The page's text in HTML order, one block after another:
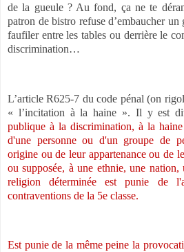
de la gueule ? Au fond, ça ne te
patron de bistro refuse d’embaucher
faufiler entre les tables ou derrière le
discrimination…
L’article R625-7 du code pénal (on
« l’incitation à la haine ». Il y est
publique à la discrimination, à la
d'une personne ou d'un groupe de
origine ou de leur appartenance ou de
ou supposée, à une ethnie, une nation,
religion déterminée est punie de
contraventions de la 5e classe.
Est punie de la même peine la